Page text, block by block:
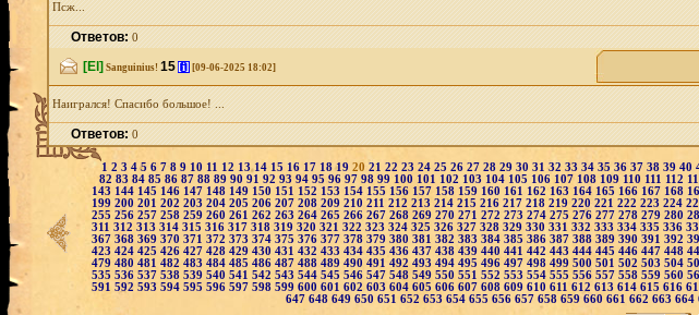
Псж...
Ответов:0
[El] Sanguinius! 15 [i] [09-06-2025 18:02]
Наигрался! Спасибо большое! ...
Ответов:0
1 2 3 45 6 7 8 9 10 11 12 1314 15 16 17 1819 20 21 22 23 24 25 26 27 28 29 30 3132 33 34 35 36 37 38 39 40
82 83 84 85 86 87 88 89 90 91 92 93 94 95 96 97 98 99 100 101 102 103 104 105 106 107 108 109 110 111 112
143 144 145 146 147 148 149 150 151 152 153 154 155 156 157 158 159 160 161 162 163 164 165 166 167 168
199 200 201 202 203 204 205 206 207 208 209 210 211 212 213 214 215 216 217 218 219 220 221 222 223 224
255 256 257 258 259 260 261 262 263 264 265 266 267 268 269 270 271 272 273 274 275 276 277 278 279 280
311 312 313 314 315 316 317 318 319 320 321 322 323 324 325 326 327 328 329 330 331 332 333 334 335 336
367 368 369 370 371 372 373 374 375 376 377 378 379 380 381 382 383 384 385 386 387 388 389 390 391 392
423 424 425 426 427 428 429 430 431 432 433 434 435 436 437 438 439 440 441 442 443 444 445 446 447 448
479 480 481 482 483 484 485 486 487 488 489 490 491 492 493 494 495 496 497 498 499 500 501 502 503 504
535 536 537 538 539 540 541 542 543 544 545 546 547 548 549 550 551 552 553 554 555 556 557 558 559 560
591 592 593 594 595 596 597 598 599 600 601 602 603 604 605 606 607 608 609 610 611 612 613 614 615 616
647 648 649 650 651 652 653 654 655 656 657 658 659 660 661 662 663 664